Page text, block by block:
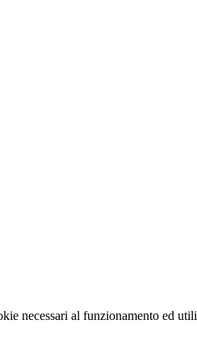
necessari al funzionamento ed